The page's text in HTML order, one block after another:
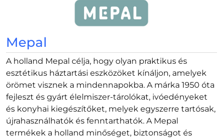
Mepal
A holland Mepal célja, hogy olyan praktikus és
esztétikus háztartási eszközöket kínáljon, amelyek
örömet visznek a mindennapokba. A márka 1950 óta
fejleszt és gyárt élelmiszer-tárolókat, ivóedényeket
és konyhai kiegészítőket, melyek egyszerre tartósak,
újrahasználhatók és fenntarthatók. A Mepal
termékek a holland minőséget, biztonságot és